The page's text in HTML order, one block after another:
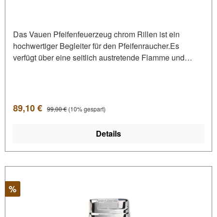
Das Vauen Pfeifenfeuerzeug chrom Rillen ist ein
hochwertiger Begleiter für den Pfeifenraucher.Es
verfügt über eine seitlich austretende Flamme und
wechseln.Das Feuerzeug liegt durch sein schlankes
Design und seine abgerundeten Ecken perfekt in der
Verkaufspreis:
89,10 € Regulärer Preis:
99,00 € (10% gespart)
Details
Rabatt
%